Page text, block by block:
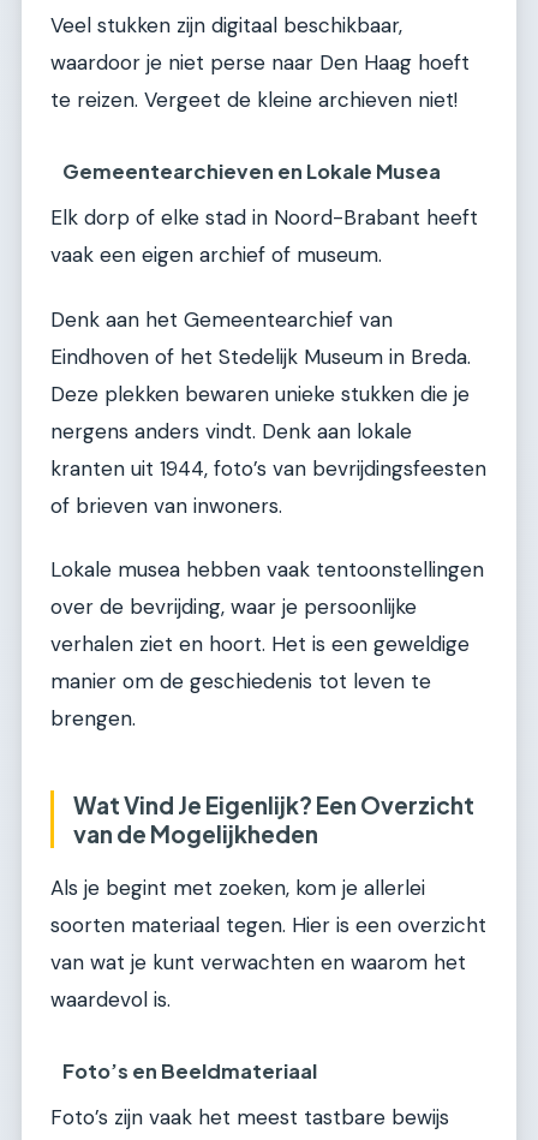
Veel stukken zijn digitaal beschikbaar,
waardoor je niet perse naar Den Haag hoeft
te reizen. Vergeet de kleine archieven niet!
Gemeentearchieven en Lokale Musea
Elk dorp of elke stad in Noord-Brabant heeft
vaak een eigen archief of museum.
Denk aan het Gemeentearchief van
Eindhoven of het Stedelijk Museum in Breda.
Deze plekken bewaren unieke stukken die je
nergens anders vindt. Denk aan lokale
kranten uit 1944, foto’s van bevrijdingsfeesten
of brieven van inwoners.
Lokale musea hebben vaak tentoonstellingen
over de bevrijding, waar je persoonlijke
verhalen ziet en hoort. Het is een geweldige
manier om de geschiedenis tot leven te
brengen.
Wat Vind Je Eigenlijk? Een Overzicht
van de Mogelijkheden
Als je begint met zoeken, kom je allerlei
soorten materiaal tegen. Hier is een overzicht
van wat je kunt verwachten en waarom het
waardevol is.
Foto’s en Beeldmateriaal
Foto’s zijn vaak het meest tastbare bewijs